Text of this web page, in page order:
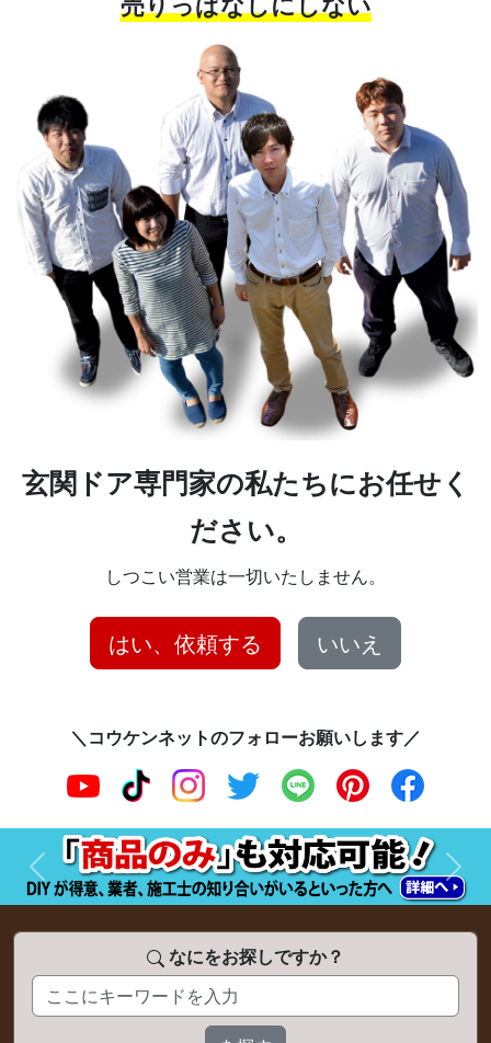
玄関ドア専門家の私たちにお任せく
ださい。
しつこい営業は一切いたしません。
はい、依頼する いいえ
＼コウケンネットのフォローお願いします／
前へ 次へ
なにをお探しですか？